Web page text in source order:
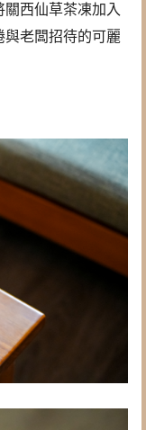
西仙草茶凍加入
老闆招待的可麗